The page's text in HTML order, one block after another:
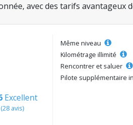
avec des tarifs avantageux
Excellent
(28 avis)
Même niveau
Kilométrage illimité
Rencontrer et saluer
Pilote supplémentaire